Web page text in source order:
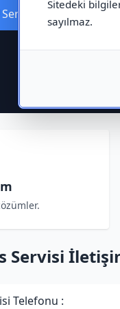
Sitedeki
sayılmaz.
Servis Kaydı Oluştur
Servisi
Telefonu :